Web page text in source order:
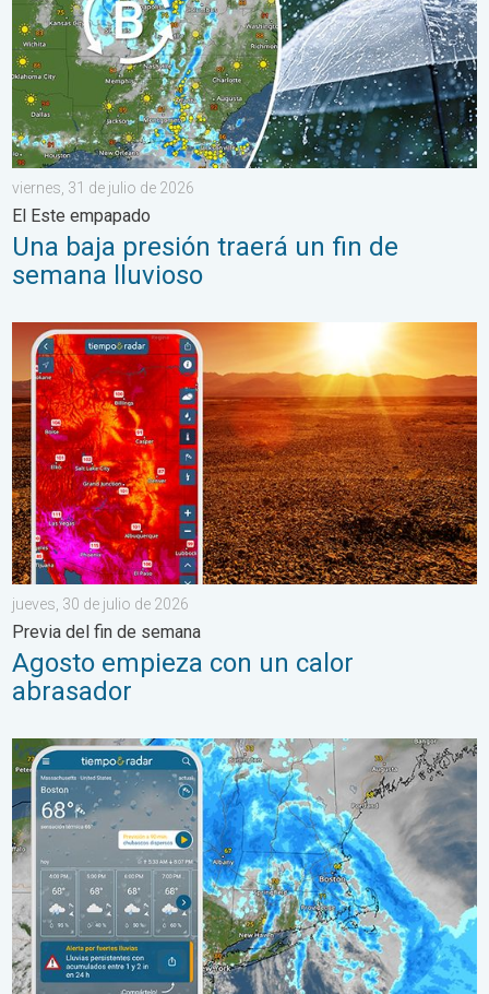
viernes, 31 de julio de 2026
El Este empapado
Una baja presión traerá un fin de
semana lluvioso
Agosto empieza con un calor abrasador. Previa del fin de
jueves, 30 de julio de 2026
Previa del fin de semana
Agosto empieza con un calor
abrasador
Las lluvias torrenciales se desplazan hacia el norte a lo